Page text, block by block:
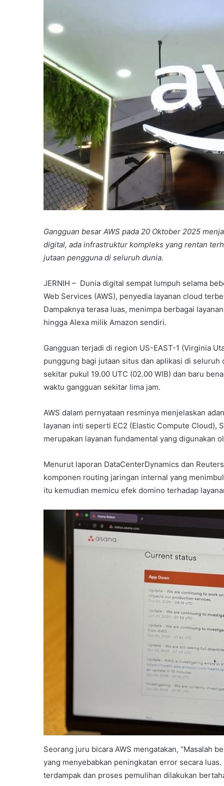
Gangguan besar AWS pada 20 Oktober 2025
digital, ada infrastruktur kompleks yang rentan
jutaan pengguna di seluruh dunia.
JERNIH – Dunia digital sempat lumpuh selama
Web Services (AWS), penyedia layanan cloud
Dampaknya terasa luas, menimpa berbagai
hingga Alexa milik Amazon sendiri.
Gangguan terjadi di region US-EAST-1 (Virginia
punggung bagi jutaan situs dan aplikasi di
sekitar pukul 19.00 UTC (02.00 WIB) dan baru
waktu gangguan sekitar lima jam.
AWS dalam pernyataan resminya menjelaskan
layanan inti seperti EC2 (Elastic Compute Cloud),
merupakan layanan fundamental yang digunakan
Menurut laporan DataCenterDynamics dan
komponen routing jaringan internal yang
itu kemudian memicu efek domino terhadap
Seorang juru bicara AWS mengatakan, “Masalah
yang menyebabkan peningkatan error secara
terdampak dan proses pemulihan dilakukan